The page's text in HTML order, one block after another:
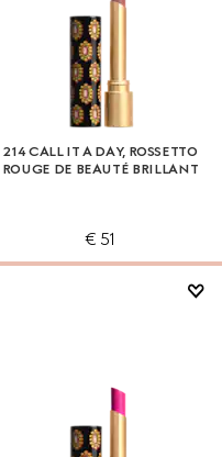
214 CALL IT A DAY, ROSSETTO
ROUGE DE BEAUTÉ BRILLANT
€ 51